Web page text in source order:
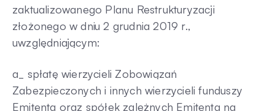
zaktualizowanego Planu Restrukturyzacji
złożonego w dniu 2 grudnia 2019 r.,
uwzględniającym:
a_ spłatę wierzycieli Zobowiązań
Zabezpieczonych i innych wierzycieli funduszy
Emitenta oraz spółek zależnych Emitenta na